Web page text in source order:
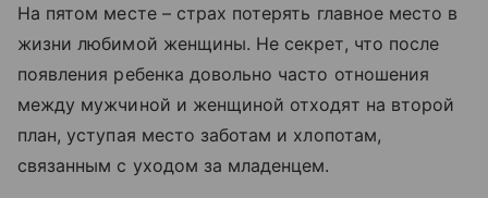
На пятом месте – страх потерять главное место в
жизни любимой женщины. Не секрет, что после
появления ребенка довольно часто отношения
между мужчиной и женщиной отходят на второй
план, уступая место заботам и хлопотам,
связанным с уходом за младенцем.